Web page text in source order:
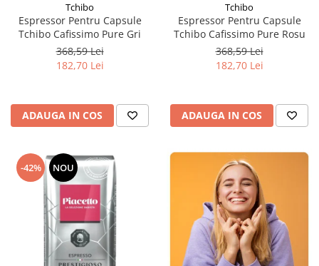
Tchibo
Espressor Pentru Capsule
Tchibo Cafissimo Pure Gri
368,59 Lei
182,70 Lei
ADAUGA IN COS
Tchibo
Espressor Pentru Capsule
Tchibo Cafissimo Pure Rosu
368,59 Lei
182,70 Lei
ADAUGA IN COS
-42% NOU